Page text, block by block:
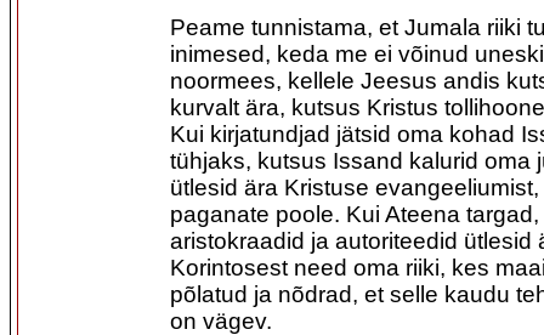
Peame tunnistama, et Jumala riiki
inimesed, keda me ei võinud
noormees, kellele Jeesus andis
kurvalt ära, kutsus Kristus
Kui kirjatundjad jätsid oma kohad
tühjaks, kutsus Issand kalurid oma
ütlesid ära Kristuse
paganate poole. Kui Ateena
aristokraadid ja autoriteedid ütlesid
Korintosest need oma riiki, kes
põlatud ja nõdrad, et selle kaudu
on vägev.